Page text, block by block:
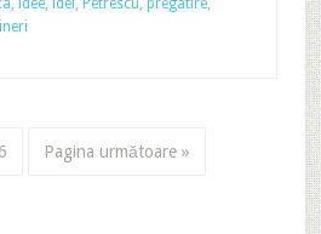
, idee, idei, Petrescu, pregatire,
6 Pagina următoare »